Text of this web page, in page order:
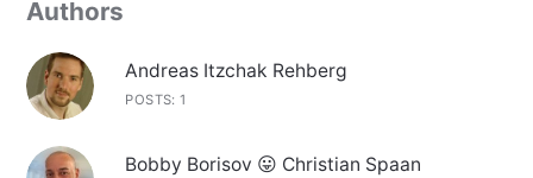
Authors
Andreas Itzchak Rehberg
POSTS: 1
Bobby Borisov 😛 Christian Spaan